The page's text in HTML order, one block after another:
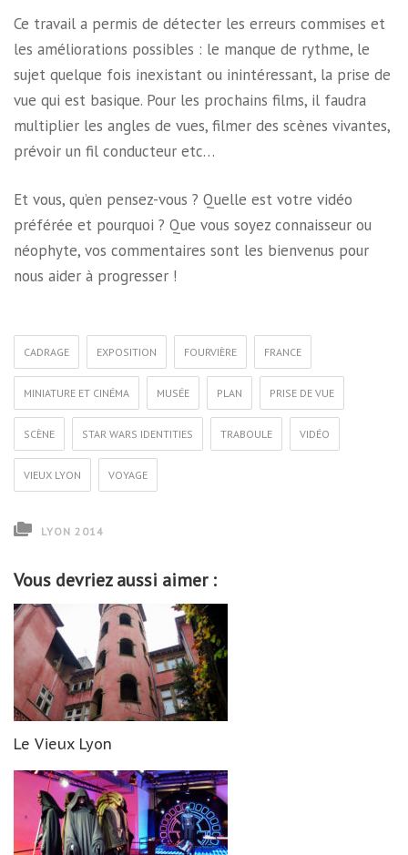
Ce travail a permis de détecter les erreurs commises et
les améliorations possibles : le manque de rythme, le
sujet quelque fois inexistant ou inintéressant, la prise de
vue qui est basique. Pour les prochains films, il faudra
multiplier les angles de vues, filmer des scènes vivantes,
prévoir un fil conducteur etc…
Et vous, qu’en pensez-vous ? Quelle est votre vidéo
préférée et pourquoi ? Que vous soyez connaisseur ou
néophyte, vos commentaires sont les bienvenus pour
nous aider à progresser !
CADRAGE EXPOSITION FOURVIÈRE FRANCE
MINIATURE ET CINÉMA MUSÉE PLAN PRISE DE VUE
SCÈNE STAR WARS IDENTITIES TRABOULE VIDÉO
VIEUX LYON VOYAGE
LYON 2014
Vous devriez aussi aimer :
Le Vieux Lyon